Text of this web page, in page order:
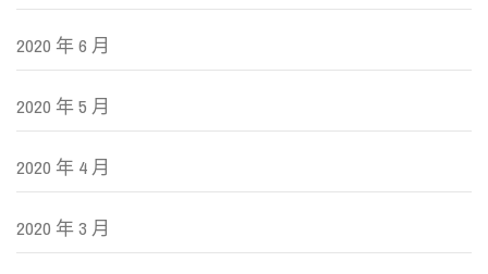
2020 年 6 月
2020 年 5 月
2020 年 4 月
2020 年 3 月